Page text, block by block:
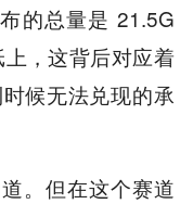
的总量是 21.5G
，这背后对应着
候无法兑现的承
。但在这个赛道